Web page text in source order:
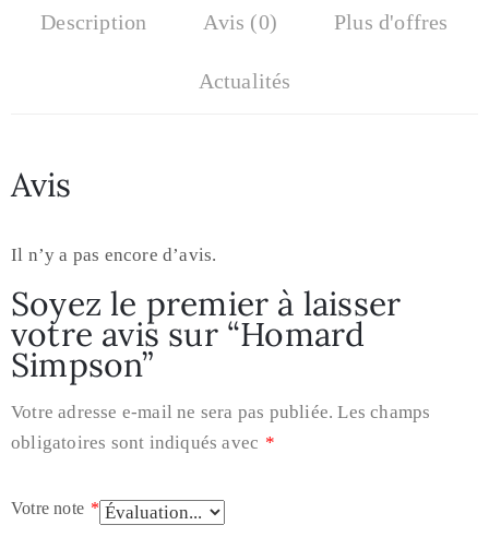
Description Avis (0) Plus d'offres
Actualités
Avis
Il n’y a pas encore d’avis.
Soyez le premier à laisser
votre avis sur “Homard
Simpson”
Votre adresse e-mail ne sera pas publiée. Les champs
obligatoires sont indiqués avec *
Votre note *